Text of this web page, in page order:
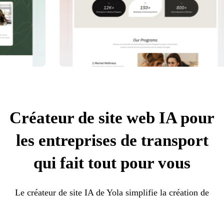
Créateur de site web IA pour
les entreprises de transport
qui fait tout pour vous
Le créateur de site IA de Yola simplifie la création de